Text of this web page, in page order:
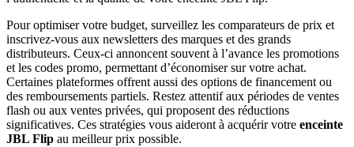
Pour optimiser votre budget, surveillez les comparateurs de prix et
inscrivez-vous aux newsletters des marques et des grands
distributeurs. Ceux-ci annoncent souvent à l’avance les promotions
et les codes promo, permettant d’économiser sur votre achat.
Certaines plateformes offrent aussi des options de financement ou
des remboursements partiels. Restez attentif aux périodes de ventes
flash ou aux ventes privées, qui proposent des réductions
significatives. Ces stratégies vous aideront à acquérir votre enceinte
JBL Flip au meilleur prix possible.